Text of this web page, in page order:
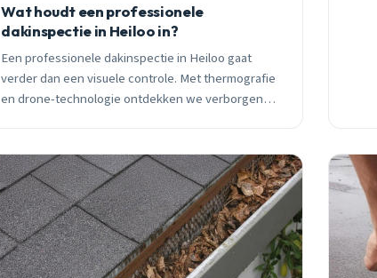
Wat houdt een professionele
dakinspectie in Heiloo in?
Een professionele dakinspectie in Heiloo gaat
verder dan een visuele controle. Met thermografie
en drone-technologie ontdekken we verborgen